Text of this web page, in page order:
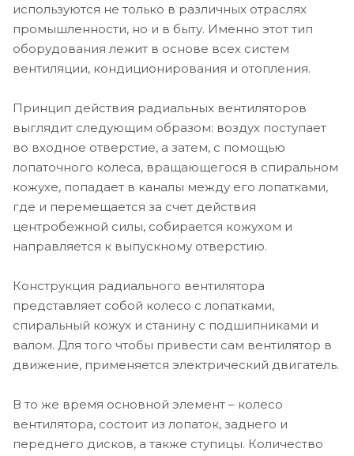
используются не только в различных отраслях
промышленности, но и в быту. Именно этот тип
оборудования лежит в основе всех систем
вентиляции, кондиционирования и отопления.
Принцип действия радиальных вентиляторов
выглядит следующим образом: воздух поступает
во входное отверстие, а затем, с помощью
лопаточного колеса, вращающегося в спиральном
кожухе, попадает в каналы между его лопатками,
где и перемещается за счет действия
центробежной силы, собирается кожухом и
направляется к выпускному отверстию.
Конструкция радиального вентилятора
представляет собой колесо с лопатками,
спиральный кожух и станину с подшипниками и
валом. Для того чтобы привести сам вентилятор в
движение, применяется электрический двигатель.
В то же время основной элемент – колесо
вентилятора, состоит из лопаток, заднего и
переднего дисков, а также ступицы. Количество